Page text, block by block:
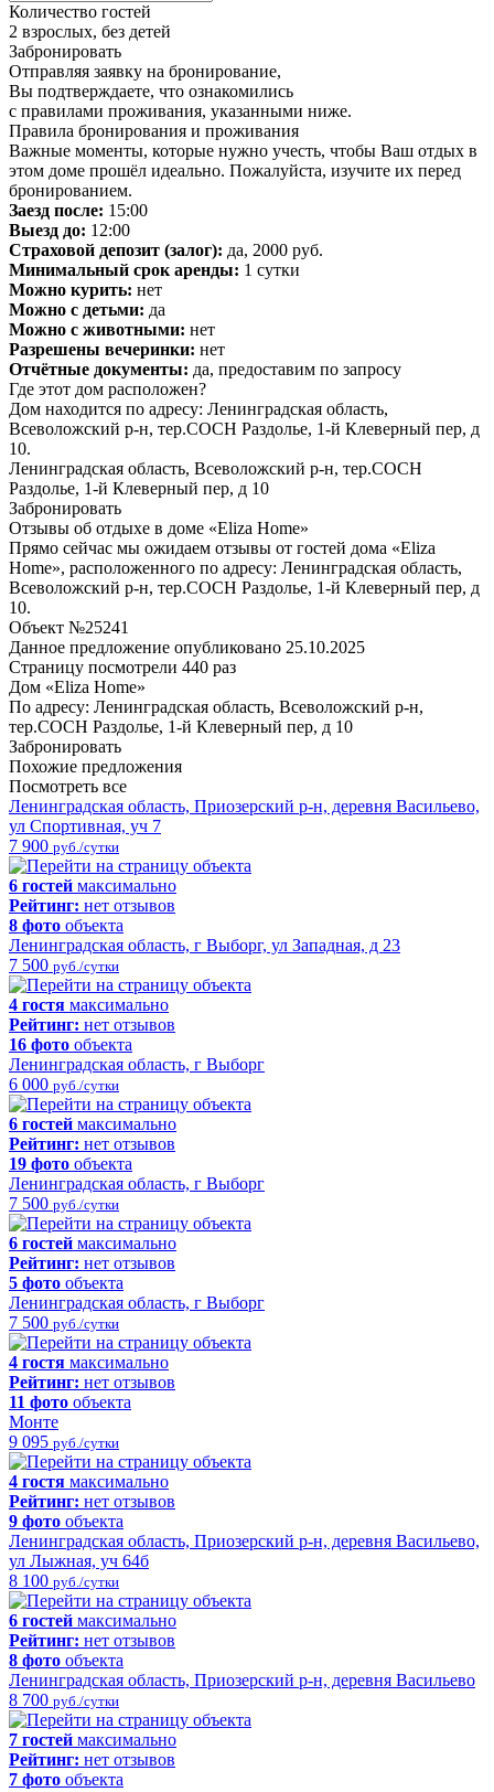
Количество гостей
2 взрослых, без детей
Забронировать
Отправляя заявку на бронирование,
Вы подтверждаете, что ознакомились
с правилами проживания, указанными ниже.
Правила бронирования и проживания
Важные моменты, которые нужно учесть, чтобы Ваш отдых в
этом доме прошёл идеально. Пожалуйста, изучите их перед
бронированием.
Заезд после: 15:00
Выезд до: 12:00
Страховой депозит (залог): да, 2000 руб.
Минимальный срок аренды: 1 сутки
Можно курить: нет
Можно с детьми: да
Можно с животными: нет
Разрешены вечеринки: нет
Отчётные документы: да, предоставим по запросу
Где этот дом расположен?
Дом находится по адресу: Ленинградская область,
Всеволожский р-н, тер.СОСН Раздолье, 1-й Клеверный пер, д
10.
Ленинградская область, Всеволожский р-н, тер.СОСН
Раздолье, 1-й Клеверный пер, д 10
Забронировать
Отзывы об отдыхе в доме «Eliza Home»
Прямо сейчас мы ожидаем отзывы от гостей дома «Eliza
Home», расположенного по адресу: Ленинградская область,
Всеволожский р-н, тер.СОСН Раздолье, 1-й Клеверный пер, д
10.
Объект №25241
Данное предложение опубликовано 25.10.2025
Страницу посмотрели 440 раз
Дом «Eliza Home»
По адресу: Ленинградская область, Всеволожский р-н,
тер.СОСН Раздолье, 1-й Клеверный пер, д 10
Забронировать
Похожие предложения
Посмотреть все
Ленинградская область, Приозерский р-н, деревня Васильево,
ул Спортивная, уч 7
7 900 руб./сутки
6 гостей максимально
Рейтинг: нет отзывов
8 фото объекта
Ленинградская область, г Выборг, ул Западная, д 23
7 500 руб./сутки
4 гостя максимально
Рейтинг: нет отзывов
16 фото объекта
Ленинградская область, г Выборг
6 000 руб./сутки
6 гостей максимально
Рейтинг: нет отзывов
19 фото объекта
Ленинградская область, г Выборг
7 500 руб./сутки
6 гостей максимально
Рейтинг: нет отзывов
5 фото объекта
Ленинградская область, г Выборг
7 500 руб./сутки
4 гостя максимально
Рейтинг: нет отзывов
11 фото объекта
Монте
9 095 руб./сутки
4 гостя максимально
Рейтинг: нет отзывов
9 фото объекта
Ленинградская область, Приозерский р-н, деревня Васильево,
ул Лыжная, уч 64б
8 100 руб./сутки
6 гостей максимально
Рейтинг: нет отзывов
8 фото объекта
Ленинградская область, Приозерский р-н, деревня Васильево
8 700 руб./сутки
7 гостей максимально
Рейтинг: нет отзывов
7 фото объекта